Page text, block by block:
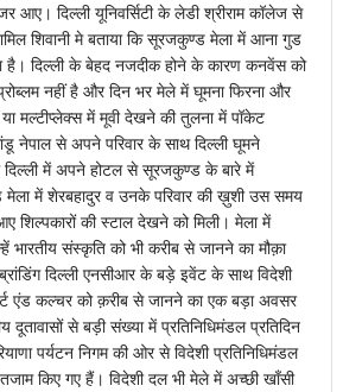
आए। दिल्ली यूनिवर्सिटी के लेडी श्रीराम कॉलेज से
शिवानी मे बताया कि सूरजकुण्ड मेला में आना गुड
है। दिल्ली के बेहद नजदीक होने के कारण कनवेंस को
नहीं है और दिन भर मेले में घूमना फिरना और
या मल्टीप्लेक्स में मूवी देखने की तुलना में पॉकेट
नेपाल से अपने परिवार के साथ दिल्ली घूमने
दिल्ली में अपने होटल से सूरजकुण्ड के बारे में
मेला में शेरबहादुर व उनके परिवार की ख़ुशी उस समय
की स्टाल देखने को मिली। मेला में
भारतीय संस्कृति को भी करीब से जानने का मौक़ा
दिल्ली एनसीआर के बड़े इवेंट के साथ विदेशी
एंड कल्चर को क़रीब से जानने का एक बड़ा अवसर
दूतावासों से बड़ी संख्या में प्रतिनिधिमंडल प्रतिदिन
पर्यटन निगम की ओर से विदेशी प्रतिनिधिमंडल
किए गए हैं। विदेशी दल भी मेले में अच्छी खाँसी